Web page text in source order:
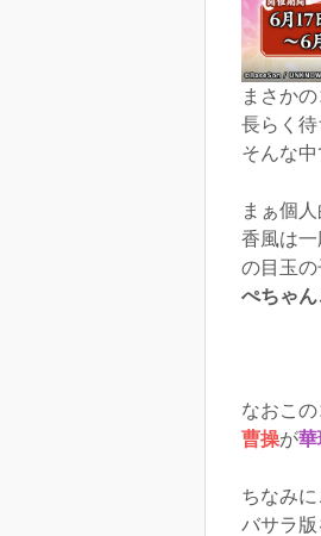
まさか
長らく
そんな
まぁ個
香風は
の目玉
ぺちゃ
なおこ
曹操が華
ちなみ
バサラ